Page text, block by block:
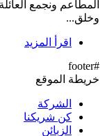
المطاعم ونجمع
وخلق...
اقرأ المزيد
#footer
خريطة الموقع
الشركة
كن شريكنا
الزبائن